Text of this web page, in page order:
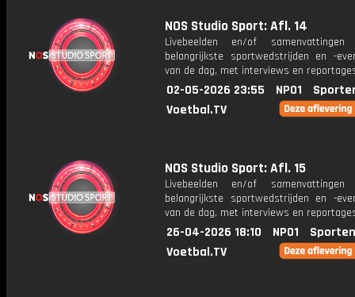
NOS Studio Sport: Afl. 14
Livebeelden en/of
belangrijkste sportwedstrijden en -
van de dag, met interviews en
02-05-2026 23:55 NPO1
Voetbal.TV
NOS Studio Sport: Afl. 15
Livebeelden en/of
belangrijkste sportwedstrijden en -
van de dag, met interviews en
26-04-2026 18:10 NPO1
Voetbal.TV